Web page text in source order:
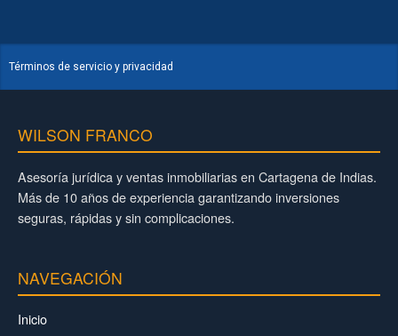
Términos de servicio y privacidad
WILSON FRANCO
Asesoría jurídica y ventas inmobiliarias en Cartagena de Indias.
Más de 10 años de experiencia garantizando inversiones
seguras, rápidas y sin complicaciones.
NAVEGACIÓN
Inicio